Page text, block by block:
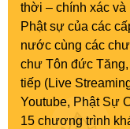
thời – chính xác và
Phật sự của các
nước cùng các
chư Tôn đức
tiếp (Live
Youtube, Phật Sự
15 chương trình